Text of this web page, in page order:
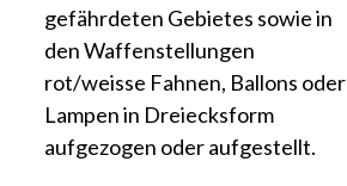
gefährdeten Gebietes sowie in
den Waffenstellungen
rot/weisse Fahnen, Ballons oder
Lampen in Dreiecksform
aufgezogen oder aufgestellt.